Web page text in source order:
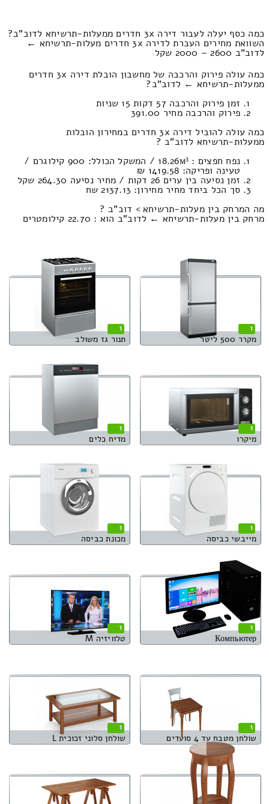
כמה כסף יעלה לעבור דירה 3x חדרים ממעלות-תרשיחא לדוב"ב?
השוואת מחירים העברת לדירה 3x חדרים מעלות-תרשיחא ←
לדוב"ב 2600 – 2000 שקל
כמה עולה פירוק והרכבה של מחשבון הובלת דירה 3x חדרים
ממעלות-תרשיחא ← לדוב"ב?
זמן פירוק והרכבה 57 דקות 15 שניות
פירוק והרכבה מחיר 391.00
כמה עולה להוביל דירה 3x חדרים במחירון הובלות
ממעלות-תרשיחא לדוב"ב ?
נפח חפצים : 18.26м³ / המשקל הכולל: 900 קילוגרם /
טעינה ופריקה: 1419.58 ₪
זמן נסיעה בין ערים 26 דקות / מחיר נסיעה 264.30 שקל
סך הכל ביחד מחיר מחירון: 2137.13 שח
מה המרחק בין מעלות-תרשיחא > דוב"ב ?
מרחק בין מעלות-תרשיחא ← לדוב"ב הוא : 22.70 קילומטרים
1
מקרר 500 ליטר
1
תנור גז משולב
1
מיקרו
1
מדיח כלים
1
מייבשי כביסה
1
מכונת כביסה
1
Компьютер
1
טלוויזיה M
1
שולחן מטבח עד 4 סועדים
1
שולחן סלוני זכוכית L